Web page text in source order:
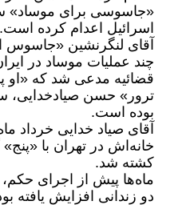
«جاسوسی برای موساد»
اسرائیل اعدام کرده است.
آقای لنگرنشین «جاسوس
چند عملیات موساد در
قضائیه مدعی شد که «او
ترور» حسن صیادخدایی،
بوده است.
خانه‌‌اش در تهران با
کشته شد.
ماه‌ها پیش از اجرای حکم،
دو زندانی افزایش یافته